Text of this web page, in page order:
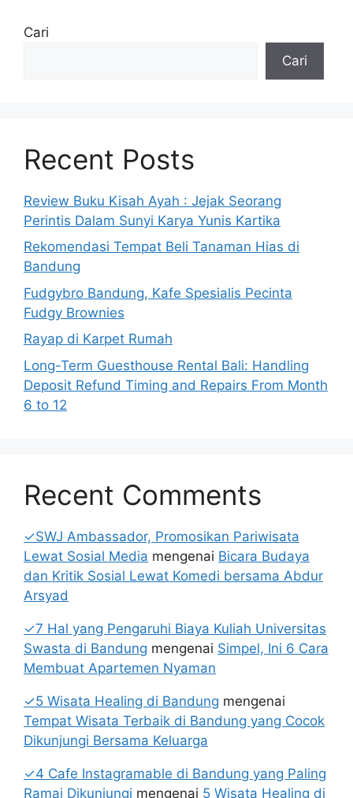
Cari
Cari
Recent Posts
Review Buku Kisah Ayah : Jejak Seorang
Perintis Dalam Sunyi Karya Yunis Kartika
Rekomendasi Tempat Beli Tanaman Hias di
Bandung
Fudgybro Bandung, Kafe Spesialis Pecinta
Fudgy Brownies
Rayap di Karpet Rumah
Long-Term Guesthouse Rental Bali: Handling
Deposit Refund Timing and Repairs From Month
6 to 12
Recent Comments
✓SWJ Ambassador, Promosikan Pariwisata
Lewat Sosial Media mengenai Bicara Budaya
dan Kritik Sosial Lewat Komedi bersama Abdur
Arsyad
✓7 Hal yang Pengaruhi Biaya Kuliah Universitas
Swasta di Bandung mengenai Simpel, Ini 6 Cara
Membuat Apartemen Nyaman
✓5 Wisata Healing di Bandung mengenai
Tempat Wisata Terbaik di Bandung yang Cocok
Dikunjungi Bersama Keluarga
✓4 Cafe Instagramable di Bandung yang Paling
Ramai Dikunjungi mengenai 5 Wisata Healing di